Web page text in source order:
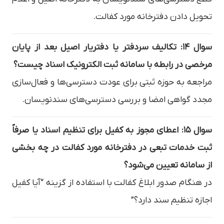
تحویل دادن دفترخانه مورد کفالت.
سوال ۱۴: تکالیف سردفتر یا دفتریار اصیل بعد از پایان
مرخصی در رابطه با سامانه ثبت الکترونیک اسناد چیست؟
مراجعه به حوزه ثبتی برای عودت دسترسی‌ها و فعال‌سازی
مجدد گواهی امضا و بررسی دسترسی‌های سندنویسان.
سوال ۱۵: اعطای مجوز به کفیل برای تنظیم اسناد یا صرفاً
ثبت خدمات تبعی در دفترخانه مورد کفالت در چه بخشی
از سامانه تعیین می‌شود؟
در هنگام صدور ابلاغ کفالت با استفاده از گزینه “آیا کفیل
اجازه تنظیم سند دارد؟”